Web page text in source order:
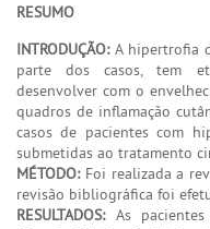
RESUMO
INTRODUÇÃO:A hipertrofia
parte dos casos, tem
desenvolver com o
quadros de inflamação
casos de pacientes com
submetidas ao tratamento
MÉTODO:Foi realizada a
revisão bibliográfica foi
RESULTADOS:As pacientes